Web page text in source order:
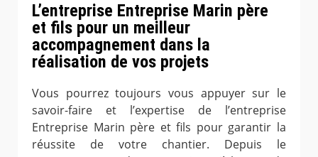
L’entreprise Entreprise Marin père
et fils pour un meilleur
accompagnement dans la
réalisation de vos projets
Vous pourrez toujours vous appuyer sur le
savoir-faire et l’expertise de l’entreprise
Entreprise Marin père et fils pour garantir la
réussite de votre chantier. Depuis le